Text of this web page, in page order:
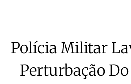
Polícia Militar
Perturbação